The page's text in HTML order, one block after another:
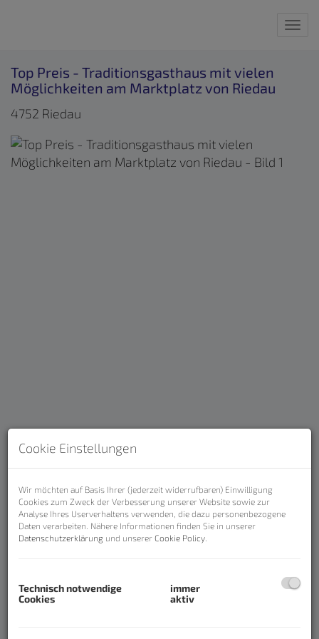
Top Preis - Traditionsgasthaus mit vielen
Möglichkeiten am Marktplatz von Riedau
4752 Riedau
Beschreibung
Top Preis - Traditionsgasthaus mit
Marktplatz von Riedau
Ein über Jahrzehnte bestens geführtes
Cookie Einstellungen
Wir möchten auf Basis Ihrer (jederzeit widerrufbaren) Einwilligung
Cookies zum Zweck der Verbesserung unserer Website sowie zur
Analyse Ihres Userverhaltens verwenden, die dazu personenbezogene
Daten verarbeiten. Nähere Informationen finden Sie in unserer
Datenschutzerklärung und unserer Cookie Policy
Technisch notwendige
Cookies
immer
aktiv